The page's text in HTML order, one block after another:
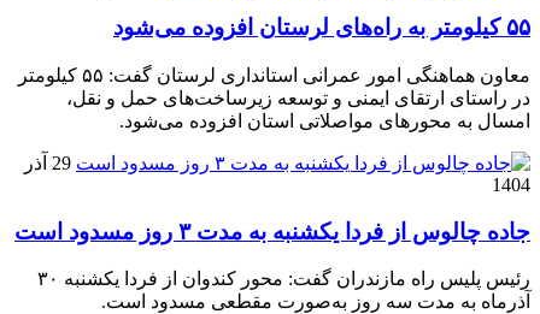
۵۵ کیلومتر به راه‌های لرستان افزوده می‌شود
معاون هماهنگی امور عمرانی استانداری لرستان گفت: ۵۵ کیلومتر
در راستای ارتقای ایمنی و توسعه زیرساخت‌های حمل و نقل،
امسال به محورهای مواصلاتی استان افزوده می‌شود.
29 آذر
1404
جاده چالوس از فردا یکشنبه به مدت ۳ روز مسدود است
رئیس پلیس راه مازندران گفت: محور کندوان از فردا یکشنبه ۳۰
آذرماه به مدت سه روز به‌صورت مقطعی مسدود است.